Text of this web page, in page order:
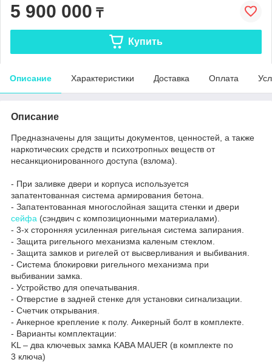
5 900 000 ₸
Купить
Описание Характеристики Доставка Оплата
Описание
Предназначены для защиты документов, ценностей, а также
наркотических средств и психотропных веществ от
несанкционированного доступа (взлома).
- При заливке двери и корпуса используется
запатентованная система армирования бетона.
- Запатентованная многослойная защита стенки и двери
сейфа (сэндвич с композиционными материалами).
- 3-х сторонняя усиленная ригельная система запирания.
- Защита ригельного механизма каленым стеклом.
- Защита замков и ригелей от высверливания и выбивания.
- Система блокировки ригельного механизма при
выбивании замка.
- Устройство для опечатывания.
- Отверстие в задней стенке для установки сигнализации.
- Счетчик открывания.
- Анкерное крепление к полу. Анкерный болт в комплекте.
- Варианты комплектации:
KL – два ключевых замка KABA MAUER (в комплекте по
3 ключа)